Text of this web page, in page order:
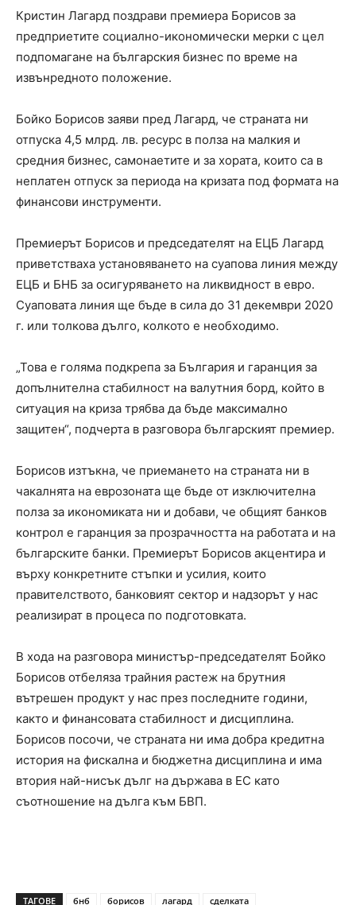
Кристин Лагард поздрави премиера Борисов за
предприетите социално-икономически мерки с цел
подпомагане на българския бизнес по време на
извънредното положение.
Бойко Борисов заяви пред Лагард, че страната ни
отпуска 4,5 млрд. лв. ресурс в полза на малкия и
средния бизнес, самонаетите и за хората, които са в
неплатен отпуск за периода на кризата под формата на
финансови инструменти.
Премиерът Борисов и председателят на ЕЦБ Лагард
приветстваха установяването на суапова линия между
ЕЦБ и БНБ за осигуряването на ликвидност в евро.
Суаповата линия ще бъде в сила до 31 декември 2020
г. или толкова дълго, колкото е необходимо.
„Това е голяма подкрепа за България и гаранция за
допълнителна стабилност на валутния борд, който в
ситуация на криза трябва да бъде максимално
защитен“, подчерта в разговора българският премиер.
Борисов изтъкна, че приемането на страната ни в
чакалнята на еврозоната ще бъде от изключителна
полза за икономиката ни и добави, че общият банков
контрол е гаранция за прозрачността на работата и на
българските банки. Премиерът Борисов акцентира и
върху конкретните стъпки и усилия, които
правителството, банковият сектор и надзорът у нас
реализират в процеса по подготовката.
В хода на разговора министър-председателят Бойко
Борисов отбеляза трайния растеж на брутния
вътрешен продукт у нас през последните години,
както и финансовата стабилност и дисциплина.
Борисов посочи, че страната ни има добра кредитна
история на фискална и бюджетна дисциплина и има
втория най-нисък дълг на държава в ЕС като
съотношение на дълга към БВП.
ТАГОВЕ бнб борисов лагард сделката